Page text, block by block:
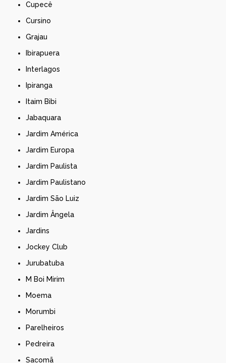
Cupecê
Cursino
Grajau
Ibirapuera
Interlagos
Ipiranga
Itaim Bibi
Jabaquara
Jardim América
Jardim Europa
Jardim Paulista
Jardim Paulistano
Jardim São Luiz
Jardim Ângela
Jardins
Jockey Club
Jurubatuba
M Boi Mirim
Moema
Morumbi
Parelheiros
Pedreira
Sacomã